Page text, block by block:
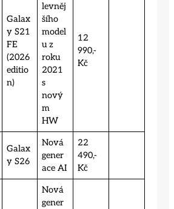
Galax
y S21
FE
(2026
editio
n)
levněj
šího
model
u z
roku
2021
s
nový
m
HW
12
990,-
Kč
Galax
y S26
Nová
gener
ace AI
22
490,-
Kč
Nová
gener